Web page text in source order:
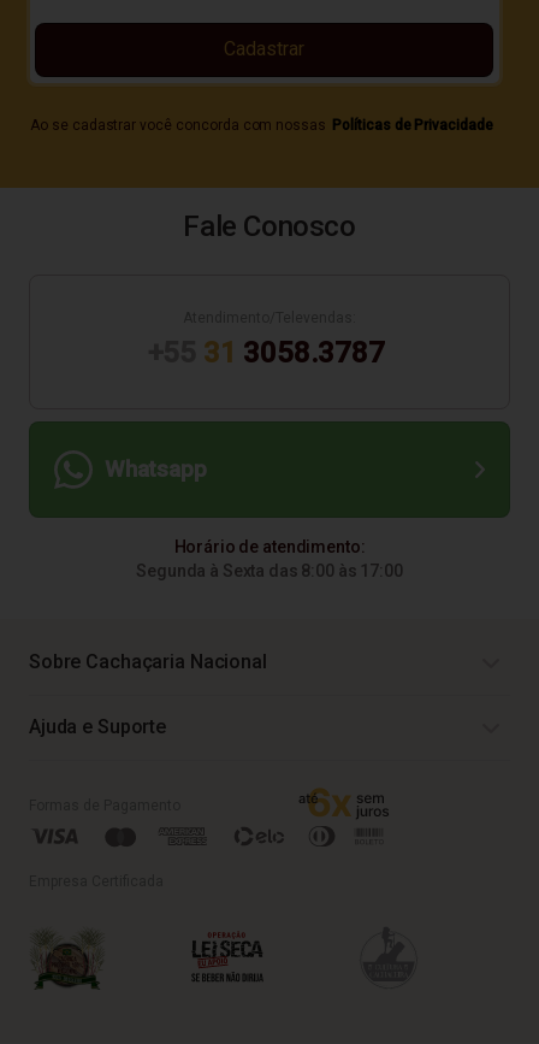
Ao se cadastrar você concorda com nossas Políticas de Privacidade
Cadastrar
Fale Conosco
31 3058.3787
Whatsapp
Horário de atendimento:
Segunda à Sexta das 8:00 às 17:00
Sobre Cachaçaria Nacional
Ajuda e Suporte